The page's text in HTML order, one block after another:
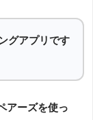
グアプリです
アーズを使っ